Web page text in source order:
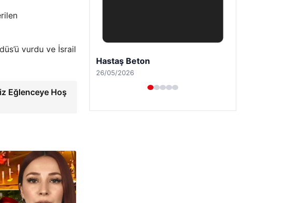
vurdu ve İsrail
Eğlenceye Hoş
Enes Kaplan Avukatlık Bürosu
28/04/2026